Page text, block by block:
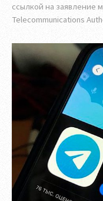
ссылкой на заявление
Telecommunications